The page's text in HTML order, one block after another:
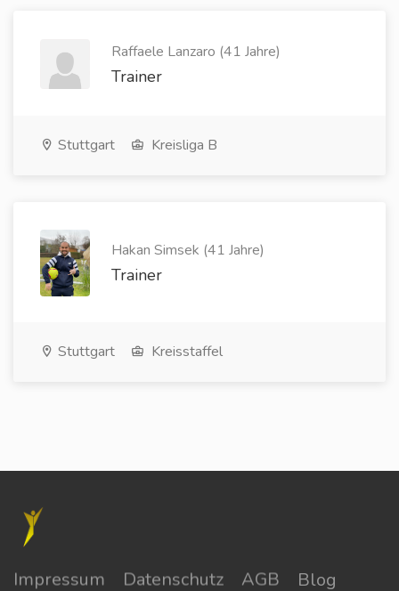
Raffaele Lanzaro (41 Jahre)
Trainer
Stuttgart Kreisliga B
Hakan Simsek (41 Jahre)
Trainer
Stuttgart Kreisstaffel
Impressum Datenschutz AGB Blog